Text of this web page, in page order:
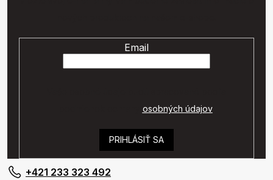
Email
osobných údajov.
PRIHLÁSIŤ SA
+421 233 323 492